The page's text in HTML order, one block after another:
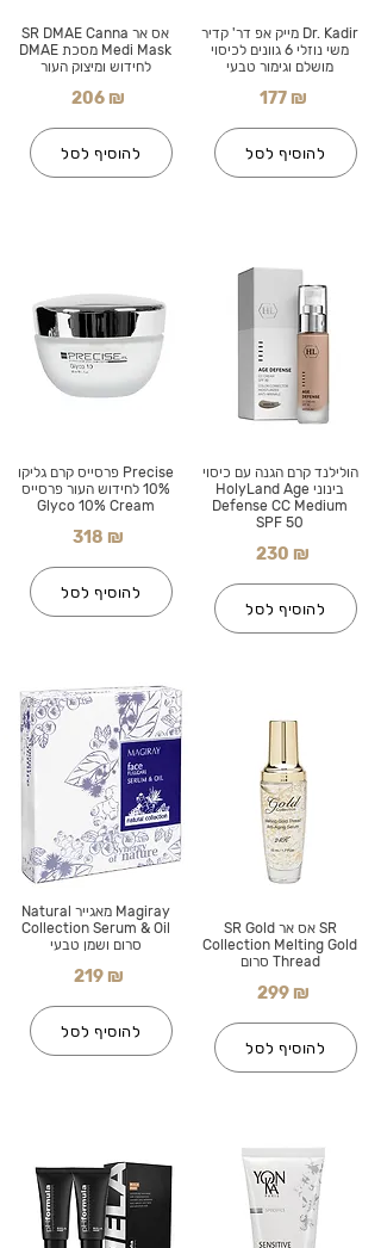
אס אר SR DMAE Canna
Medi Mask מסכת DMAE
לחידוש ומיצוק העור
206 ₪
להוסיף לסל
Precise פרסייס קרם גליקו
10% לחידוש העור פרסייס
Glyco 10% Cream
318 ₪
להוסיף לסל
Magiray מאגייר Natural
Collection Serum & Oil
סרום ושמן טבעי
219 ₪
להוסיף לסל
Dr. Kadir מייק אפ דר' קדיר
משי נוזלי 6 גוונים לכיסוי
מושלם וגימור טבעי
177 ₪
להוסיף לסל
הולילנד קרם הגנה עם כיסוי
בינוני HolyLand Age
Defense CC Medium
SPF 50
230 ₪
להוסיף לסל
SR אס אר SR Gold
Collection Melting Gold
Thread סרום
299 ₪
להוסיף לסל